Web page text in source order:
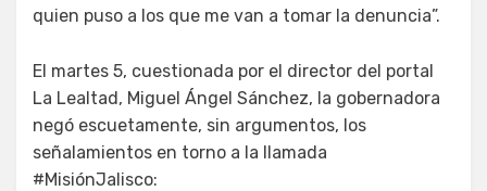
quien puso a los que me van a tomar la denuncia”.
El martes 5, cuestionada por el director del portal
La Lealtad, Miguel Ángel Sánchez, la gobernadora
negó escuetamente, sin argumentos, los
señalamientos en torno a la llamada
#MisiónJalisco: